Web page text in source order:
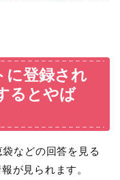
に登録され
るとやば
などの回答を見る
が見られます。